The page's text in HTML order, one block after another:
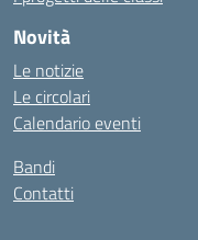
Novità
Le notizie
Le circolari
Calendario eventi
Bandi
Contatti